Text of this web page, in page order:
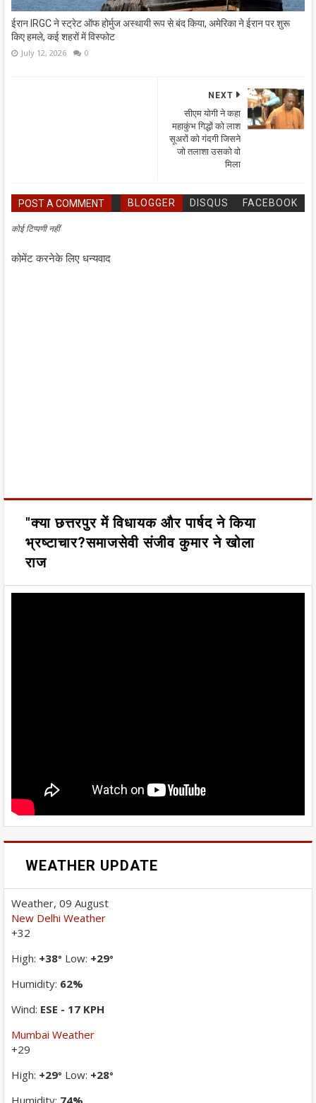
ईरान IRGC ने स्ट्रेट ऑफ होर्मुज अस्थायी रूप से बंद किया, अमेरिका ने ईरान पर शुरू
किए हमले, कई शहरों में विस्फोट
July 12, 2026 0
NEXT
सीएम योगी ने कहा
महाकुंभ गिद्धों को लाश
सूअरों को गंदगी जिसने
जो तलाशा उसको वो
मिला
POST A COMMENT BLOGGER DISQUS FACEBOOK
कोई टिप्पणी नहीं
कोमेंट करनेके लिए धन्यवाद
"क्या छत्तरपुर में विधायक और पार्षद ने किया
भ्रष्टाचार?समाजसेवी संजीव कुमार ने खोला
राज
WEATHER UPDATE
Weather, 09 August
New Delhi Weather
+32
High: +38° Low: +29°
Humidity: 62%
Wind: ESE - 17 KPH
Mumbai Weather
+29
High: +29° Low: +28°
Humidity: 74%